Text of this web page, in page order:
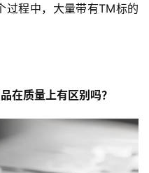
过程中，大量带有TM标的
在质量上有区别吗？